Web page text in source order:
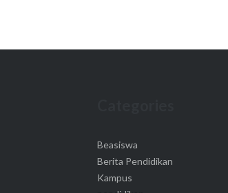
Beasiswa
Berita Pendidikan
Kampus